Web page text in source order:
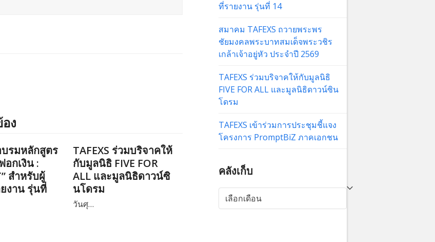
ง
บรมหลักสูตร
อกเงิน :
สำหรับผู้
งาน รุ่นที่
TAFEXS ร่วมบริจาคให้
กับมูลนิธิ FIVE FOR
ALL และมูลนิธิดาวน์ซิ
นโดรม
วันศุ…
ที่รายงาน รุ่นที่ 14
สมาคม TAFEXS ถวายพระพร
ชัยมงคลพระบาทสมเด็จพระวชิร
เกล้าเจ้าอยู่หัว ประจำปี 2569
TAFEXS ร่วมบริจาคให้กับมูลนิธิ
FIVE FOR ALL และมูลนิธิดาวน์ซิน
โดรม
TAFEXS เข้าร่วมการประชุมชี้แจง
โครงการ PromptBiZ ภาคเอกชน
คลังเก็บ
คลัง
เก็บ